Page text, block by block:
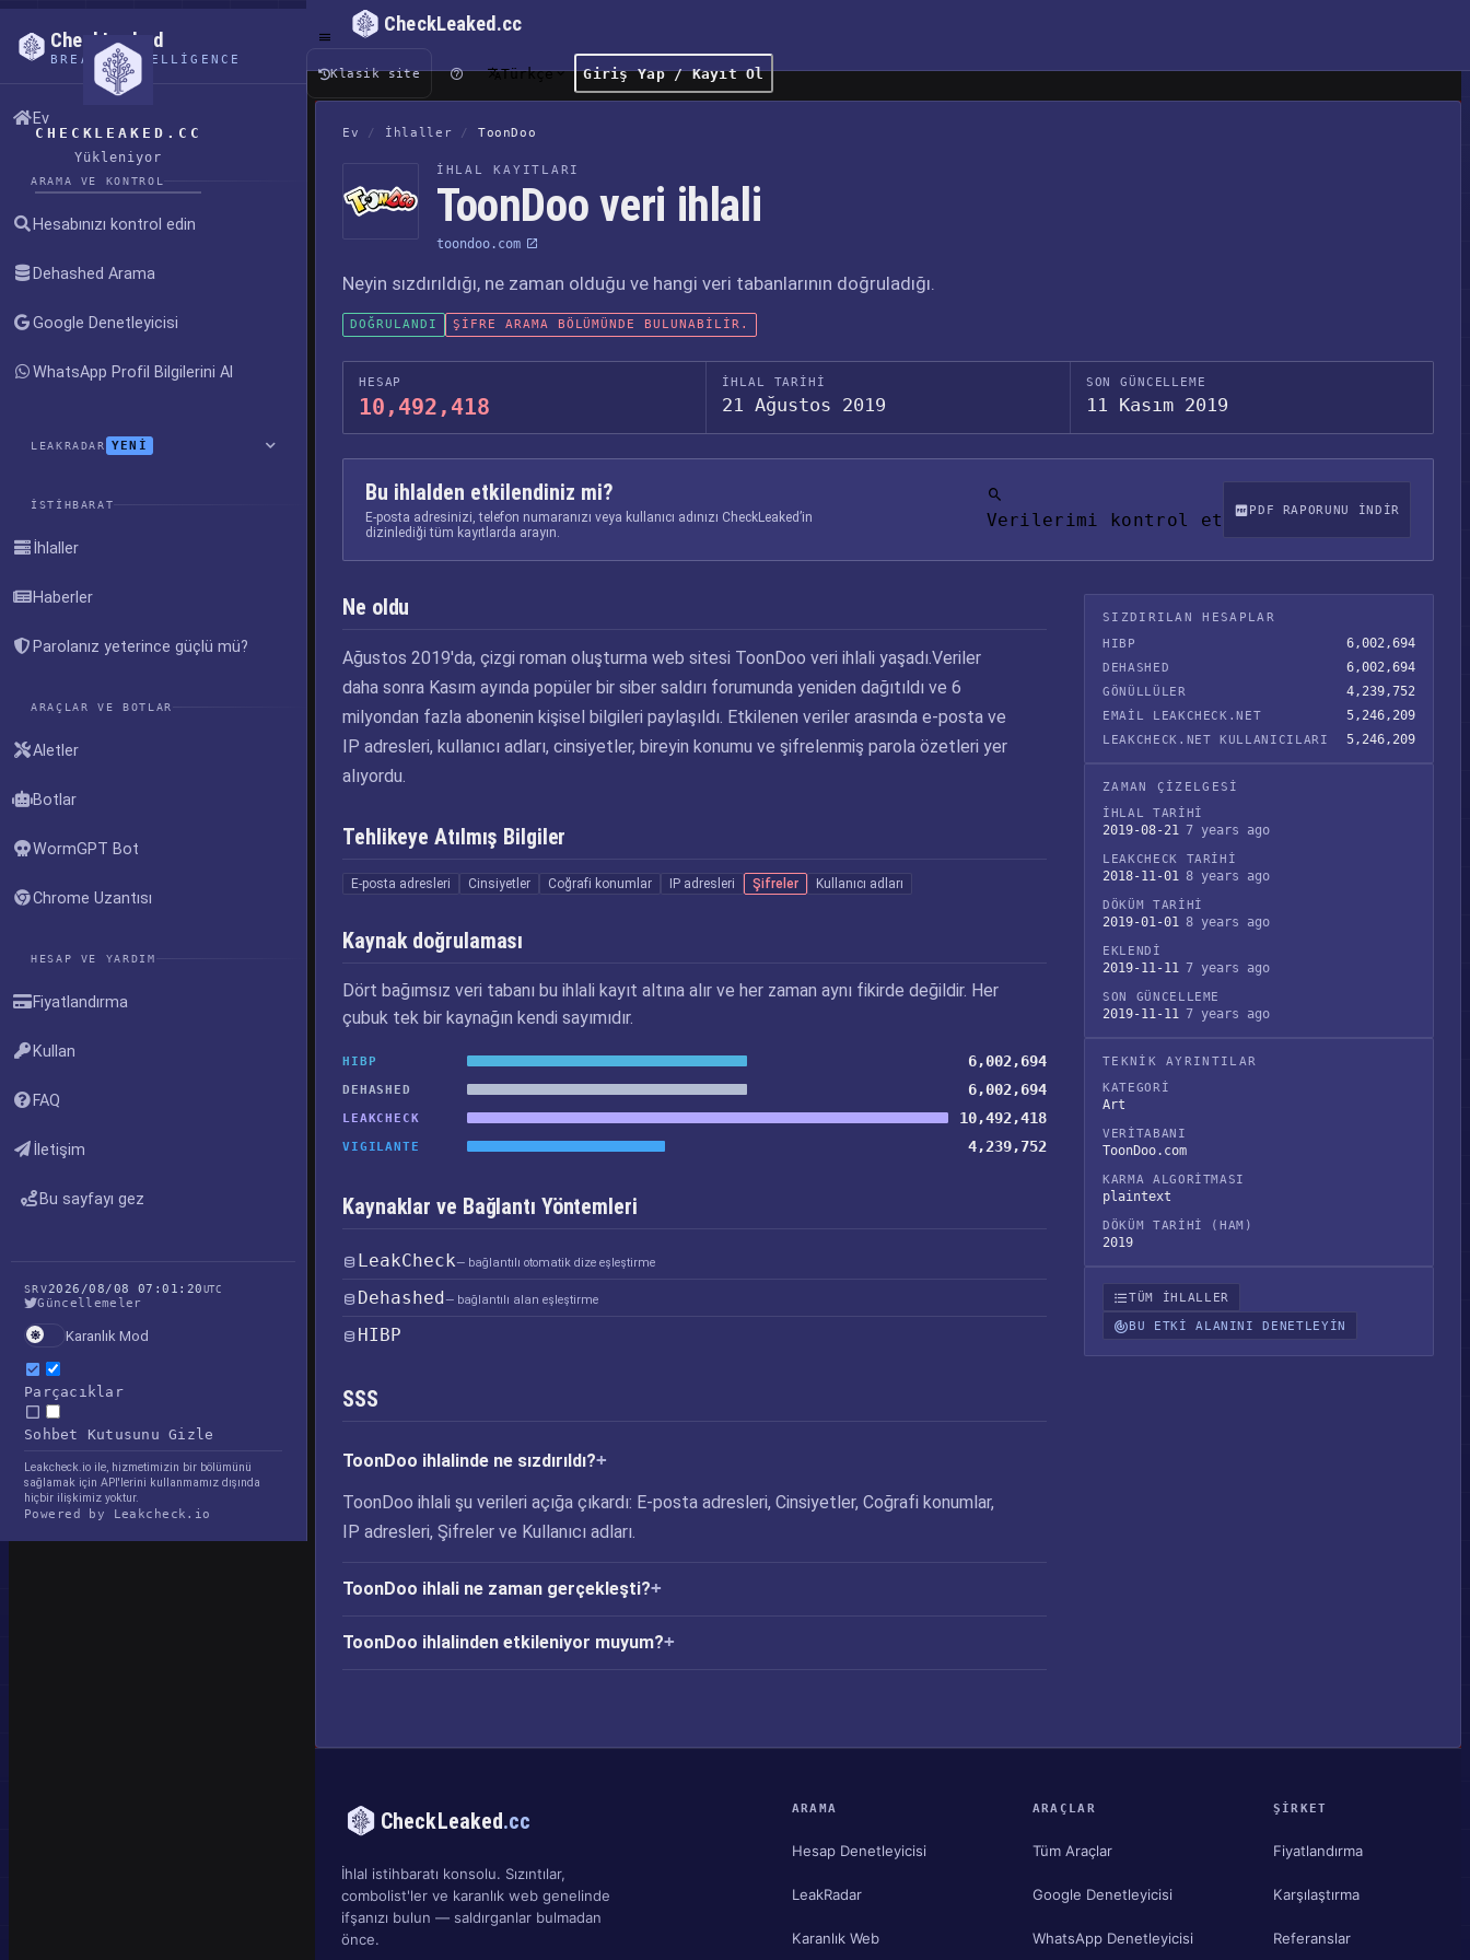
CHECKLEAKED.CC
Yükleniyor
CheckLeaked
BREACH INTELLIGENCE
Ev
ARAMA VE KONTROL
Hesabınızı kontrol edin
Dehashed Arama
Google Denetleyicisi
WhatsApp Profil Bilgilerini Al
LEAKRADAR YENİ
İSTIHBARAT
İhlaller
Haberler
Parolanız yeterince güçlü mü?
ARAÇLAR VE BOTLAR
Aletler
Botlar
WormGPT Bot
Chrome Uzantısı
HESAP VE YARDIM
Fiyatlandırma
Kullan
FAQ
İletişim
Bu sayfayı gez
SRV2026/08/08 07:01:20UTC
Güncellemeler
Karanlık Mod
Parçacıklar
Sohbet Kutusunu Gizle
Leakcheck.io ile, hizmetimizin bir bölümünü
sağlamak için API'lerini kullanmamız dışında
hiçbir ilişkimiz yoktur.
Powered by Leakcheck.io
CheckLeaked.cc
Klasik site Türkçe Giriş Yap / Kayıt Ol
Ev / İhlaller / ToonDoo
İHLAL KAYITLARI
ToonDoo veri ihlali
toondoo.com
Neyin sızdırıldığı, ne zaman olduğu ve hangi veri tabanlarının doğruladığı.
DOĞRULANDI ŞIFRE ARAMA BÖLÜMÜNDE BULUNABILIR.
HESAP
10,492,418
İHLAL TARIHI
21 Ağustos 2019
SON GÜNCELLEME
11 Kasım 2019
Bu ihlalden etkilendiniz mi?
E-posta adresinizi, telefon numaranızı veya kullanıcı adınızı CheckLeaked’in
dizinlediği tüm kayıtlarda arayın.
Verilerimi kontrol et PDF RAPORUNU INDIR
Ne oldu
Ağustos 2019'da, çizgi roman oluşturma web sitesi ToonDoo veri ihlali yaşadı.Veriler
daha sonra Kasım ayında popüler bir siber saldırı forumunda yeniden dağıtıldı ve 6
milyondan fazla abonenin kişisel bilgileri paylaşıldı. Etkilenen veriler arasında e-posta ve
IP adresleri, kullanıcı adları, cinsiyetler, bireyin konumu ve şifrelenmiş parola özetleri yer
alıyordu.
Tehlikeye Atılmış Bilgiler
E-posta adresleri Cinsiyetler Coğrafi konumlar IP adresleri Şifreler Kullanıcı adları
Kaynak doğrulaması
Dört bağımsız veri tabanı bu ihlali kayıt altına alır ve her zaman aynı fikirde değildir. Her
çubuk tek bir kaynağın kendi sayımıdır.
HIBP 6,002,694
DEHASHED 6,002,694
LEAKCHECK 10,492,418
VIGILANTE 4,239,752
Kaynaklar ve Bağlantı Yöntemleri
LeakCheck— bağlantılı otomatik dize eşleştirme
Dehashed— bağlantılı alan eşleştirme
HIBP
SSS
ToonDoo ihlalinde ne sızdırıldı?
ToonDoo ihlali şu verileri açığa çıkardı: E-posta adresleri, Cinsiyetler, Coğrafi konumlar,
IP adresleri, Şifreler ve Kullanıcı adları.
ToonDoo ihlali ne zaman gerçekleşti?
ToonDoo ihlalinden etkileniyor muyum?
SIZDIRILAN HESAPLAR
HIBP
6,002,694
DEHASHED 6,002,694
GÖNÜLLÜLER 4,239,752
EMAIL LEAKCHECK.NET 5,246,209
LEAKCHECK.NET KULLANICILARI 5,246,209
ZAMAN ÇIZELGESI
İHLAL TARIHI
2019-08-21 7 years ago
LEAKCHECK TARIHI
2018-11-01 8 years ago
DÖKÜM TARIHI
2019-01-01 8 years ago
EKLENDI
2019-11-11 7 years ago
SON GÜNCELLEME
2019-11-11 7 years ago
TEKNIK AYRINTILAR
KATEGORI
Art
VERITABANI
ToonDoo.com
KARMA ALGORITMASI
plaintext
DÖKÜM TARIHI (HAM)
2019
TÜM IHLALLER
BU ETKI ALANINI DENETLEYIN
CheckLeaked.cc
İhlal istihbaratı konsolu. Sızıntılar,
combolist'ler ve karanlık web genelinde
ifşanızı bulun — saldırganlar bulmadan
önce.
ARAMA
Hesap Denetleyicisi
LeakRadar
Karanlık Web
ARAÇLAR
Tüm Araçlar
Google Denetleyicisi
WhatsApp Denetleyicisi
ŞIRKET
Fiyatlandırma
Karşılaştırma
Referanslar